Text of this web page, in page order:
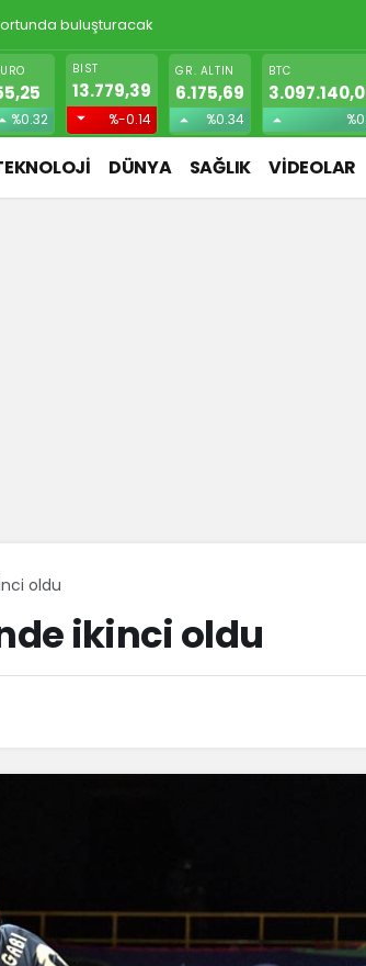
parazit, görme kaybına yol açıyor
%0.32
BIST
13.779,39
%-0.14
GR. ALTIN
6.175,69
%0.34
BTC
DÜNYA SAĞLIK VİDEOLAR
oldu
ikinci oldu